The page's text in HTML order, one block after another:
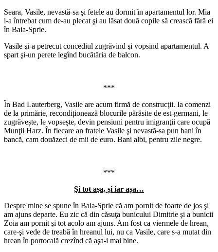
Seara, Vasile, nevastă-sa şi fetele au dormit în apartamentul lor. Mia
i-a întrebat cum de-au plecat şi au lăsat două copile să crească fără ei
în Baia-Sprie.
Vasile şi-a petrecut concediul zugrăvind şi vopsind apartamentul. A
spart şi-un perete legînd bucătăria de balcon.
***
În Bad Lauterberg, Vasile are acum firmă de construcţii. Ia comenzi
de la primărie, recondiționează blocurile părăsite de est-germani, le
zugrăvește, le vopsește, devin pensiuni pentru imigranţii care ocupă
Munţii Harz. În fiecare an fratele Vasile şi nevastă-sa pun bani în
bancă, cam douăzeci de mii de euro. Bani albi, pentru zile negre.
***
Şi tot aşa, și iar așa…
Despre mine se spune în Baia-Sprie că am pornit de foarte de jos şi
am ajuns departe. Eu zic că din căsuţa bunicului Dimitrie şi a bunicii
Zoia am pornit şi tot acolo am ajuns. Am fost ca viermele de hrean,
care-şi vede de treabă în hreanul lui, nu ca Vasile, care s-a mutat din
hrean în portocală crezînd că aşa-i mai bine.